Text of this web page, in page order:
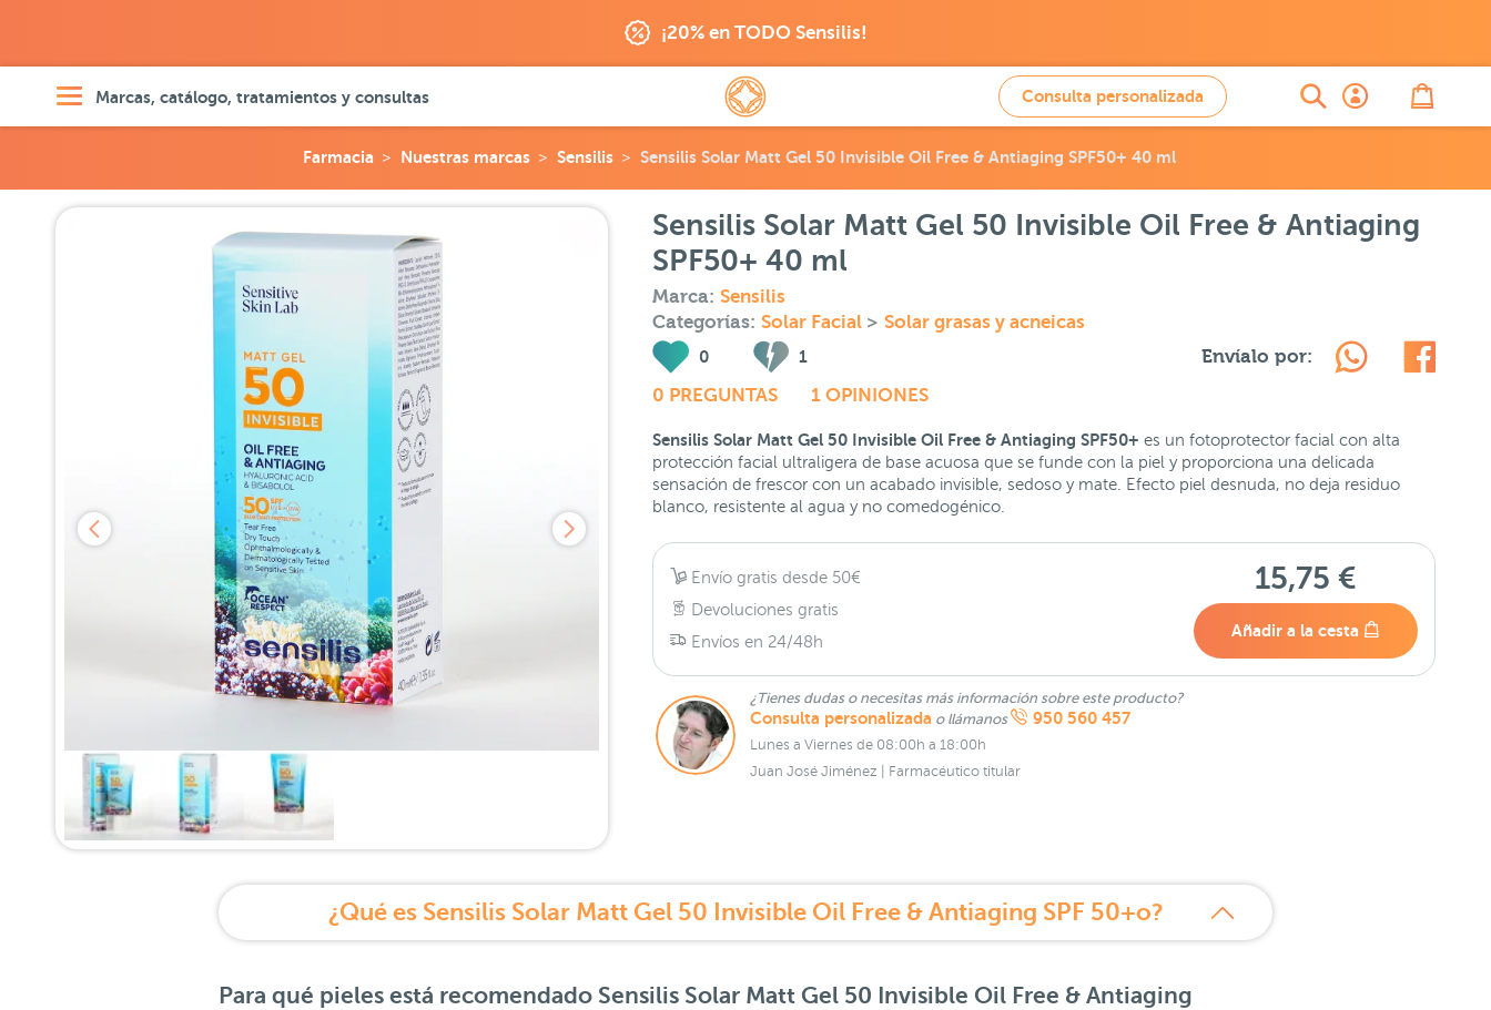
¡20% en TODO Sensilis!
Marcas, catálogo, tratamientos y consultas Consulta personalizada
Farmacia Nuestras marcas Sensilis Sensilis Solar Matt Gel 50 Invisible Oil Free & Antiaging SPF50+ 40 ml
Sensilis Solar Matt Gel 50 Invisible Oil Free & Antiaging
SPF50+ 40 ml
Marca: Sensilis
Categorías: Solar Facial > Solar grasas y acneicas
0 1
0 PREGUNTAS 1 OPINIONES
Envíalo por:
Sensilis Solar Matt Gel 50 Invisible Oil Free & Antiaging SPF50+ es un fotoprotector facial con alta
protección facial ultraligera de base acuosa que se funde con la piel y proporciona una delicada
sensación de frescor con un acabado invisible, sedoso y mate. Efecto piel desnuda, no deja residuo
blanco, resistente al agua y no comedogénico.
Envío gratis desde 50€
Devoluciones gratis
Envíos en 24/48h
15,75 €
Añadir a la cesta
¿Tienes dudas o necesitas más información sobre este producto?
Consulta personalizada o llámanos 950 560 457
Lunes a Viernes de 08:00h a 18:00h
Juan José Jiménez | Farmacéutico titular
¿Qué es Sensilis Solar Matt Gel 50 Invisible Oil Free & Antiaging SPF 50+o?
Para qué pieles está recomendado Sensilis Solar Matt Gel 50 Invisible Oil Free & Antiaging